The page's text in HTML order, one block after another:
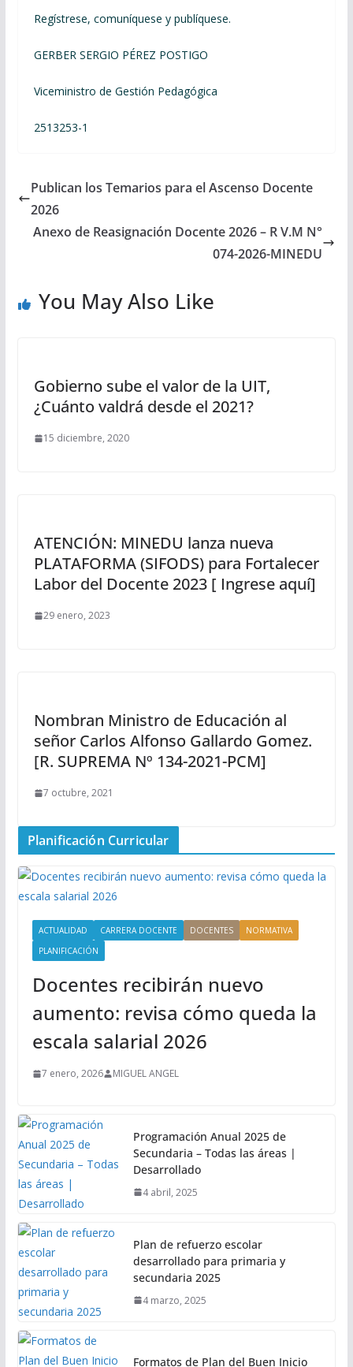
Regístrese, comuníquese y publíquese.
GERBER SERGIO PÉREZ POSTIGO
Viceministro de Gestión Pedagógica
2513253-1
Publican los Temarios para el Ascenso Docente
2026
Anexo de Reasignación Docente 2026 – R V.M N°
074-2026-MINEDU
You May Also Like
Gobierno sube el valor de la UIT,
¿Cuánto valdrá desde el 2021?
15 diciembre, 2020
ATENCIÓN: MINEDU lanza nueva
PLATAFORMA (SIFODS) para Fortalecer
Labor del Docente 2023 [ Ingrese aquí]
29 enero, 2023
Nombran Ministro de Educación al
señor Carlos Alfonso Gallardo Gomez.
[R. SUPREMA Nº 134-2021-PCM]
7 octubre, 2021
Planificación Curricular
ACTUALIDAD CARRERA DOCENTE DOCENTES
NORMATIVA
PLANIFICACIÓN
Docentes recibirán nuevo
aumento: revisa cómo queda la
escala salarial 2026
7 enero, 2026 MIGUEL ANGEL
Programación Anual 2025 de
Secundaria – Todas las áreas |
Desarrollado
4 abril, 2025
Plan de refuerzo escolar
desarrollado para primaria y
secundaria 2025
4 marzo, 2025
Formatos de Plan del Buen Inicio